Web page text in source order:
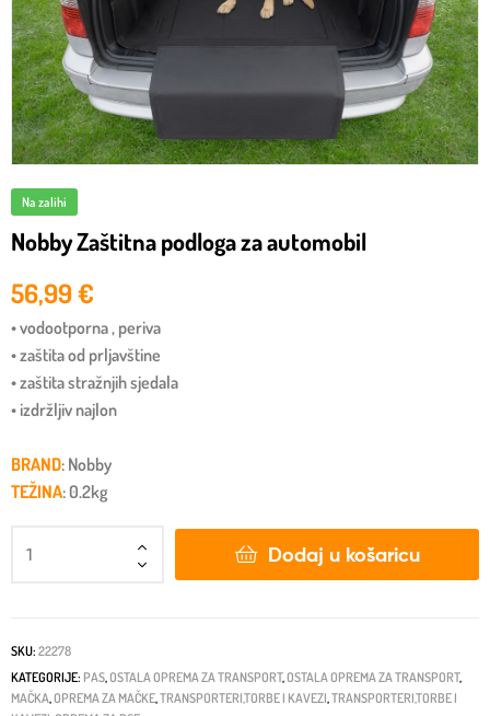
Na zalihi
Nobby Zaštitna podloga za automobil
56,99€
• vodootporna , periva
• zaštita od prljavštine
• zaštita stražnjih sjedala
• izdržljiv najlon
BRAND: Nobby
TEŽINA: 0.2kg
Dodaj u košaricu
SKU: 22278
KATEGORIJE: PAS,OSTALA OPREMA ZA TRANSPORT,OSTALA OPREMA ZA TRANSPORT,
MAČKA,OPREMA ZA MAČKE,TRANSPORTERI,TORBE I KAVEZI,TRANSPORTERI,TORBE I